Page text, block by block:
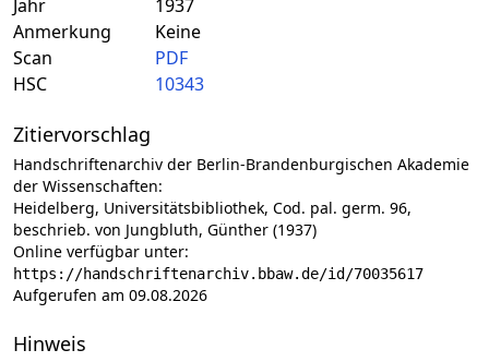
Jahr
1937
Anmerkung
Keine
Scan
PDF
HSC
10343
Zitiervorschlag
Handschriftenarchiv der Berlin-Brandenburgischen Akademie
der Wissenschaften:
Heidelberg, Universitätsbibliothek, Cod. pal. germ. 96,
beschrieb. von Jungbluth, Günther (1937)
Online verfügbar unter:
https://handschriftenarchiv.bbaw.de/id/70035617
Aufgerufen am 09.08.2026
Hinweis